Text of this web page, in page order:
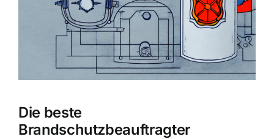
Die beste
Brandschutzbeauftragter